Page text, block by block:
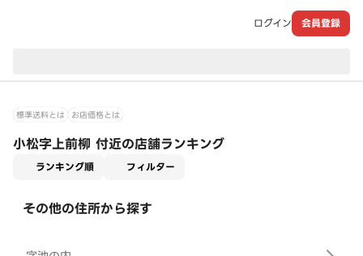
ログイン 会員登録
標準送料とは お店価格とは
小松字上前柳 付近の店舗ランキング
ランキング順 フィルター
その他の住所から探す